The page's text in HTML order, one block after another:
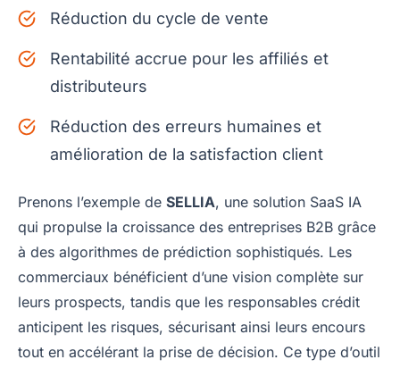
Réduction du cycle de vente
Rentabilité accrue pour les affiliés et
distributeurs
Réduction des erreurs humaines et
amélioration de la satisfaction client
Prenons l’exemple de SELLIA, une solution SaaS IA
qui propulse la croissance des entreprises B2B grâce
à des algorithmes de prédiction sophistiqués. Les
commerciaux bénéficient d’une vision complète sur
leurs prospects, tandis que les responsables crédit
anticipent les risques, sécurisant ainsi leurs encours
tout en accélérant la prise de décision. Ce type d’outil